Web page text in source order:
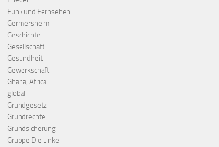
Funk und Fernsehen
Germersheim
Geschichte
Gesellschaft
Gesundheit
Gewerkschaft
Ghana, Africa
global
Grundgesetz
Grundrechte
Grundsicherung
Gruppe Die Linke